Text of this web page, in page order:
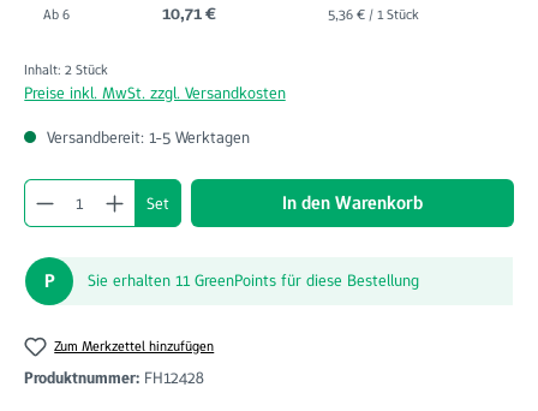
Ab6 10,71 € 5,36 € / 1 Stück
Inhalt: 2 Stück
Preise inkl. MwSt. zzgl. Versandkosten
Versandbereit: 1-5 Werktagen
Produkt Anzahl: Gib den gewünschten Wert
Set In den Warenkorb
P Sie erhalten 11 GreenPoints für diese Bestellung
Zum Merkzettel hinzufügen
Produktnummer: FH12428